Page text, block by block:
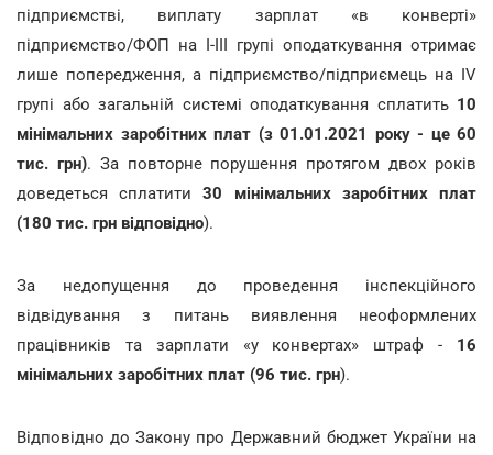
підприємстві, виплату зарплат «в конверті»
підприємство/ФОП на І-ІІІ групі оподаткування отримає
лише попередження, а підприємство/підприємець на ІV
групі або загальній системі оподаткування сплатить 10
мінімальних заробітних плат (з 01.01.2021 року - це 60
тис. грн). За повторне порушення протягом двох років
доведеться сплатити30 мінімальних заробітних плат
(180 тис. грн відповідно).
За недопущення до проведення інспекційного
відвідування з питань виявлення неоформлених
працівників та зарплати «у конвертах» штраф - 16
мінімальних заробітних плат (96 тис. грн).
Відповідно до Закону про Державний бюджет України на